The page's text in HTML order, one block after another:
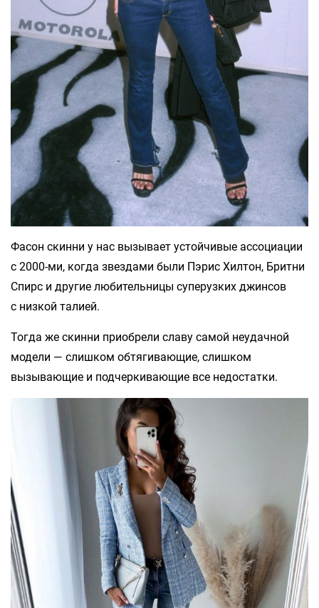
Фасон скинни у нас вызывает устойчивые ассоциации
с 2000-ми, когда звездами были Пэрис Хилтон, Бритни
Спирс и другие любительницы суперузких джинсов
с низкой талией.
Тогда же скинни приобрели славу самой неудачной
модели — слишком обтягивающие, слишком
вызывающие и подчеркивающие все недостатки.